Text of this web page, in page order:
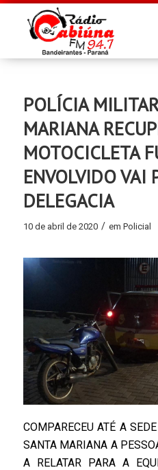
POLÍCIA
MARIANA
MOTOCICLETA
ENVOLVIDO VAI
DELEGACIA
10 de abril de 2020 / em Policial
COMPARECEU ATÉ A
SANTA MARIANA A
A RELATAR PARA A